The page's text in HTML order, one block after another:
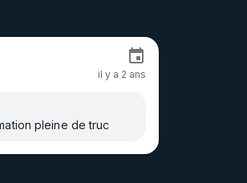
il y a 2 ans
pleine de truc